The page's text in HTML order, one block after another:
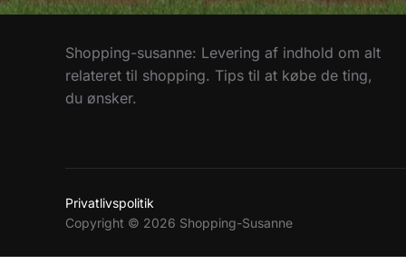
Shopping-susanne: Levering af indhold om alt
relateret til shopping. Tips til at købe de ting,
du ønsker.
Privatlivspolitik
Copyright © 2026 Shopping-Susanne